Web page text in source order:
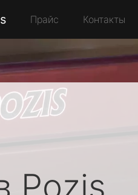
Прайс Контакты
Pozis